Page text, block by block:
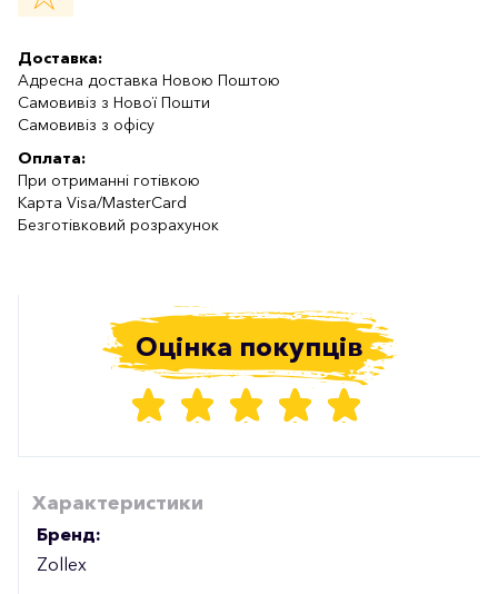
Доставка:
Адресна доставка Новою Поштою
Самовивіз з Нової Пошти
Самовивіз з офісу
Оплата:
При отриманні готівкою
Карта Visa/MasterCard
Безготівковий розрахунок
Оцінка покупців
Характеристики
Бренд:
Zollex